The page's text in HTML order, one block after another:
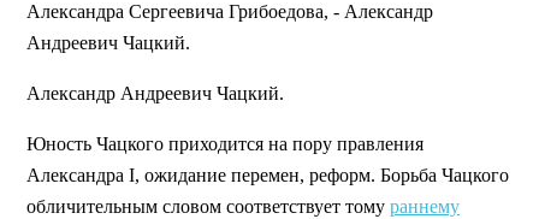
Александра Сергеевича Грибоедова, - Александр
Андреевич Чацкий.
Александр Андреевич Чацкий.
Юность Чацкого приходится на пору правления
Александра I, ожидание перемен, реформ. Борьба Чацкого
обличительным словом соответствует тому раннему